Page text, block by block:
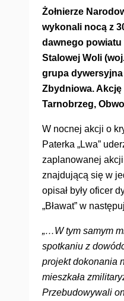
Żołnierze
wykonali nocą z
dawnego powiatu
Stalowej Woli
grupa dywersyjna
Zbydniowa. Akcję
Tarnobrzeg,
W nocnej akcji o
Paterka „Lwa”
zaplanowanej
znajdującą się w
opisał były oficer
„Bławat” w
„…W tym samym
spotkaniu z
projekt dokonania
mieszkała
Przebudowywali